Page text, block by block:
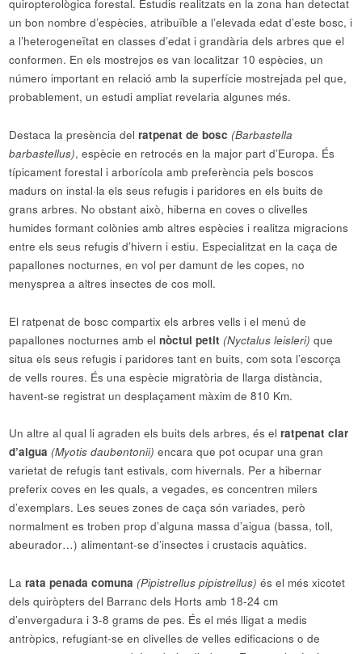
quiropterològica forestal. Estudis realitzats en la zona han detectat
un bon nombre d’espècies, atribuïble a l’elevada edat d’este bosc, i
a l’heterogeneïtat en classes d’edat i grandària dels arbres que el
conformen. En els mostrejos es van localitzar 10 espècies, un
número important en relació amb la superfície mostrejada pel que,
probablement, un estudi ampliat revelaria algunes més.
Destaca la presència delratpenat de bosc (Barbastella
barbastellus), espècie en retrocés en la major part d’Europa. És
típicament forestal i arborícola amb preferència pels boscos
madurs on instal·la els seus refugis i paridores en els buits de
grans arbres. No obstant això, hiberna en coves o clivelles
humides formant colònies amb altres espècies i realitza migracions
entre els seus refugis d’hivern i estiu. Especialitzat en la caça de
papallones nocturnes, en vol per damunt de les copes, no
menysprea a altres insectes de cos moll.
El ratpenat de bosc compartix els arbres vells i el menú de
papallones nocturnes amb elnòctul petit (Nyctalus leisleri) que
situa els seus refugis i paridores tant en buits, com sota l’escorça
de vells roures. És una espècie migratòria de llarga distància,
havent-se registrat un desplaçament màxim de 810 Km.
Un altre al qual li agraden els buits dels arbres, és elratpenat clar
d’aigua (Myotis daubentonii) encara que pot ocupar una gran
varietat de refugis tant estivals, com hivernals. Per a hibernar
preferix coves en les quals, a vegades, es concentren milers
d’exemplars. Les seues zones de caça són variades, però
normalment es troben prop d’alguna massa d’aigua (bassa, toll,
abeurador…) alimentant-se d’insectes i crustacis aquàtics.
Larata penada comuna (Pipistrellus pipistrellus) és el més xicotet
dels quiròpters del Barranc dels Horts amb 18-24 cm
d’envergadura i 3-8 grams de pes. És el més lligat a medis
antròpics, refugiant-se en clivelles de velles edificacions o de